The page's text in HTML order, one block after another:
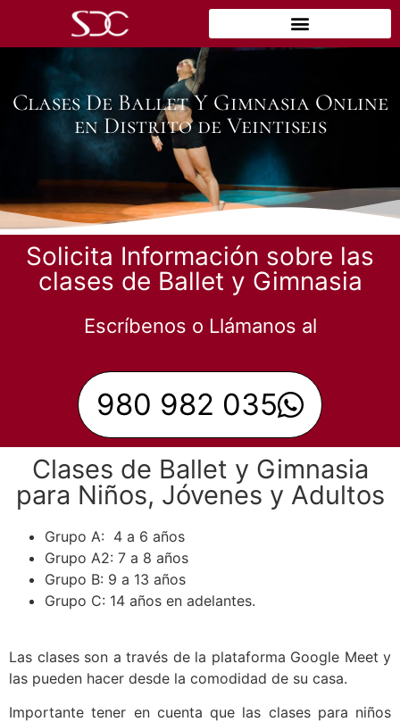
Clases De Ballet Y Gimnasia Online
en Distrito de Veintiseis
Solicita Información sobre las
clases de Ballet y Gimnasia
Escríbenos o Llámanos al
980 982 035
Clases de Ballet y Gimnasia
para Niños, Jóvenes y Adultos
Grupo A: 4 a 6 años
Grupo A2: 7 a 8 años
Grupo B: 9 a 13 años
Grupo C: 14 años en adelantes.
Las clases son a través de la plataforma Google Meet y
las pueden hacer desde la comodidad de su casa.
Importante tener en cuenta que las clases para niños